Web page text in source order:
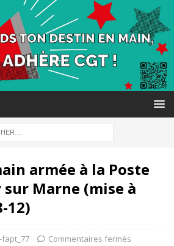
armée à la Poste
Marne (mise à
12)
fapt_77 Commentaires fermés